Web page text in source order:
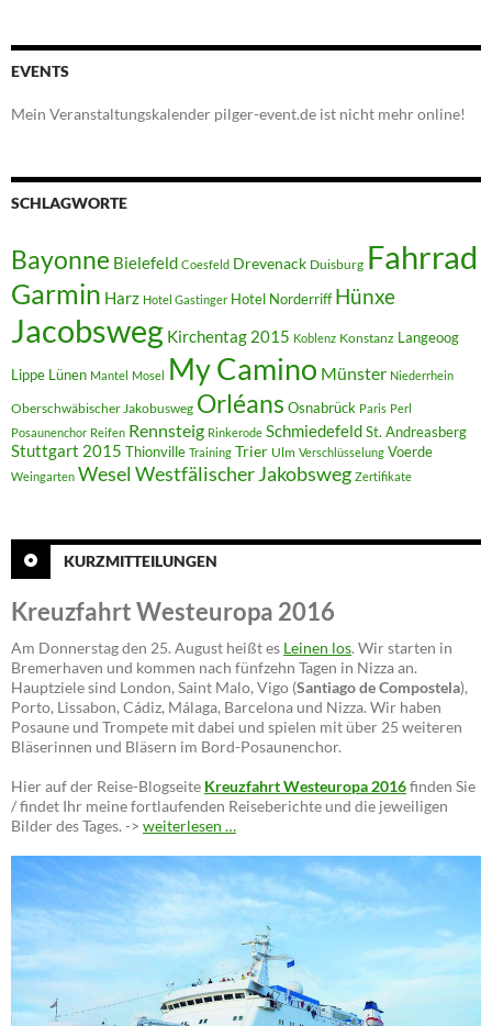
EVENTS
Mein Veranstaltungskalender pilger-event.de ist nicht mehr online!
SCHLAGWORTE
Bayonne Bielefeld Coesfeld Drevenack Duisburg Fahrrad
Garmin Harz Hotel Gastinger Hotel Norderriff Hünxe
Jacobsweg Kirchentag 2015 Koblenz Konstanz Langeoog
Lippe Lünen Mantel Mosel My Camino Münster Niederrhein
Oberschwäbischer Jakobusweg Orléans Osnabrück Paris Perl
Posaunenchor Reifen Rennsteig Rinkerode Schmiedefeld St. Andreasberg
Stuttgart 2015 Thionville Training Trier Ulm Verschlüsselung Voerde
Weingarten Wesel Westfälischer Jakobsweg Zertifikate
KURZMITTEILUNGEN
Kreuzfahrt Westeuropa 2016
Am Donnerstag den 25. August heißt es Leinen los. Wir starten in
Bremerhaven und kommen nach fünfzehn Tagen in Nizza an.
Hauptziele sind London, Saint Malo, Vigo (Santiago de Compostela),
Porto, Lissabon, Cádiz, Málaga, Barcelona und Nizza. Wir haben
Posaune und Trompete mit dabei und spielen mit über 25 weiteren
Bläserinnen und Bläsern im Bord-Posaunenchor.
Hier auf der Reise-Blogseite Kreuzfahrt Westeuropa 2016finden Sie
/ findet Ihr meine fortlaufenden Reiseberichte und die jeweiligen
Bilder des Tages. -> weiterlesen …